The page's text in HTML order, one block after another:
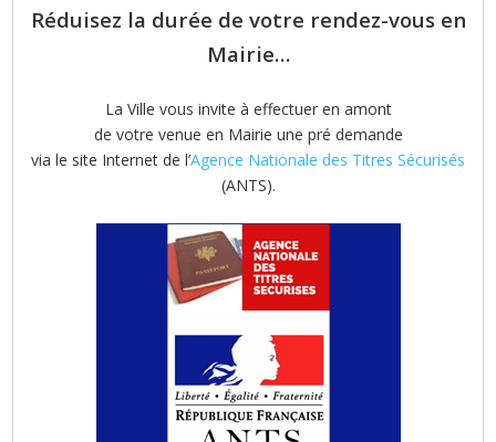
Réduisez la durée de votre rendez-vous en
Mairie…
La Ville vous invite à effectuer en amont
de votre venue en Mairie une pré demande
via le site Internet de l’Agence Nationale des Titres Sécurisés
(ANTS).